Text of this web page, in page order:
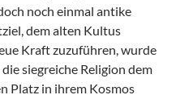
noch einmal antike
dem alten Kultus
Kraft zuzuführen, wurde
siegreiche Religion dem
Platz in ihrem Kosmos